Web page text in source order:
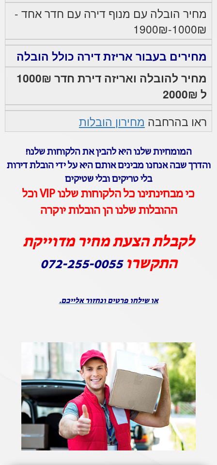
מחיר הובלה עם מנוף דירה עם חדר אחד -
1000₪-1900₪
מחירים בעבור אריזת דירה כולל הובלה
מחיר להובלה ואריזה דירת חדר 1000₪
ל 2000₪
ראו בהרחבה מחירון הובלות
המומחיות שלנו היא להבין את הלקוחות שלנו!
והדרך שבה אנחנו מבינים אותם היא על ידי הובלת דירות
בלי טריקים ובלי שטיקים
כי מבחינתינו כל הלקוחות שלנו VIP וכל
ההובלות שלנו הן הובלות יוקרה
לקבלת הצעת מחיר מדוייקת
התקשרו072-255-0055
או שילחו פרטים ונחזור אלייכם.